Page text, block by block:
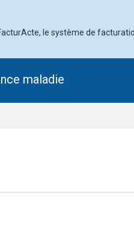
le système de
maladie